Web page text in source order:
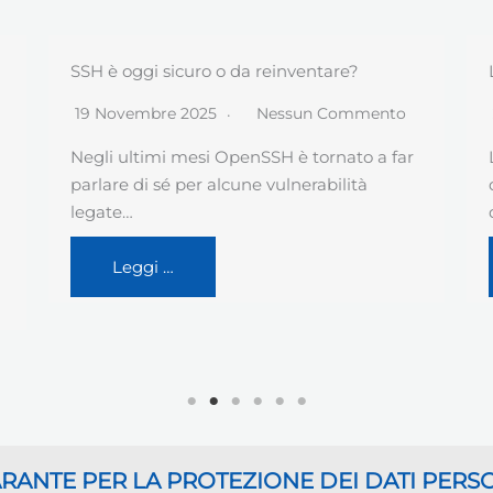
LinkedIn ed addestramento AI
29 Ottobre 2025 Nessun Commento
LinkedIn e l’addestramento
dell’intelligenza artificiale: dal 3 novembre i
dati degli utenti saranno usati, salvo…
Leggi …
PER LA PROTEZIONE DEI DATI